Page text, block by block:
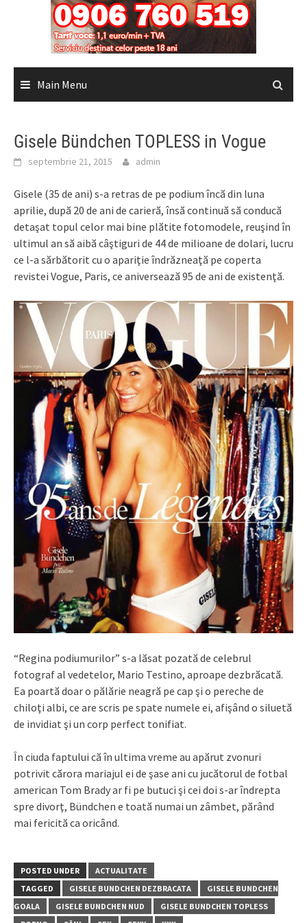
Main Menu
Gisele Bündchen TOPLESS in Vogue
septembrie 21, 2015 admin
Gisele (35 de ani) s-a retras de pe podium încă din luna
aprilie, după 20 de ani de carieră, însă continuă să conducă
detaşat topul celor mai bine plătite fotomodele, reuşind în
ultimul an să aibă câştiguri de 44 de milioane de dolari, lucru
ce l-a sărbătorit cu o apariţie îndrăzneaţă pe coperta
revistei Vogue, Paris, ce aniversează 95 de ani de existenţă.
“Regina podiumurilor” s-a lăsat pozată de celebrul
fotograf al vedetelor, Mario Testino, aproape dezbrăcată.
Ea poartă doar o pălărie neagră pe cap şi o pereche de
chiloţi albi, ce are scris pe spate numele ei, afişând o siluetă
de invidiat şi un corp perfect tonifiat.
În ciuda faptului că în ultima vreme au apărut zvonuri
potrivit cărora mariajul ei de şase ani cu jucătorul de fotbal
american Tom Brady ar fi pe butuci şi cei doi s-ar îndrepta
spre divorţ, Bündchen e toată numai un zâmbet, părând
mai fericită ca oricând.
POSTED UNDER
ACTUALITATE
TAGGED
GISELE BUNDCHEN DEZBRACATA
GISELE BUNDCHEN
GOALA
GISELE BUNDCHEN NUD
GISELE BUNDCHEN TOPLESS